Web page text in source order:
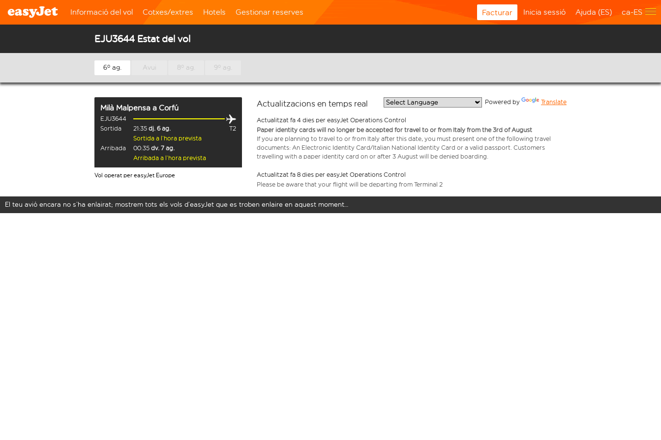
Informació del vol Cotxes/extres Hotels Gestionar reserves Facturar Inicia sessió Ajuda (ES) ca-ES
EJU3644 Estat del vol
6º ag. Avui 8º ag. 9º ag.
Milà Malpensa a Corfú
EJU3644
Sortida
21:35 dj. 6 ag.
T2
Sortida a l’hora prevista
Arribada
00:35 dv. 7 ag.
Arribada a l’hora prevista
Vol operat per easyJet Europe
Actualitzacions en temps real Powered by Translate
Actualitzat fa 4 dies per easyJet Operations Control
Paper identity cards will no longer be accepted for travel to or from Italy from the 3rd of August
If you are planning to travel to or from Italy after this date, you must present one of the following travel
documents: An Electronic Identity Card/Italian National Identity Card or a valid passport. Customers
travelling with a paper identity card on or after 3 August will be denied boarding.
Actualitzat fa 8 dies per easyJet Operations Control
Please be aware that your flight will be departing from Terminal 2
El teu avió encara no s’ha enlairat; mostrem tots els vols d’easyJet que es troben enlaire en aquest moment…